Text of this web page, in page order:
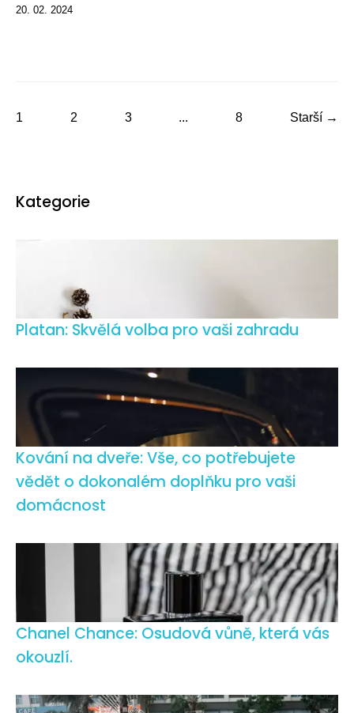
20. 02. 2024
1 2 3 ... 8 Starší →
Kategorie
Platan: Skvělá volba pro vaši zahradu
Kování na dveře: Vše, co potřebujete
vědět o dokonalém doplňku pro vaši
domácnost
Chanel Chance: Osudová vůně, která vás
okouzlí.